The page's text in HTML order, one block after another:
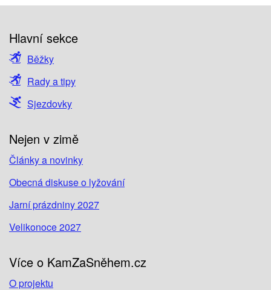
Hlavní sekce
Běžky
Rady a tipy
Sjezdovky
Nejen v zimě
Články a novinky
Obecná diskuse o lyžování
Jarní prázdniny 2027
Velikonoce 2027
Více o KamZaSněhem.cz
O projektu